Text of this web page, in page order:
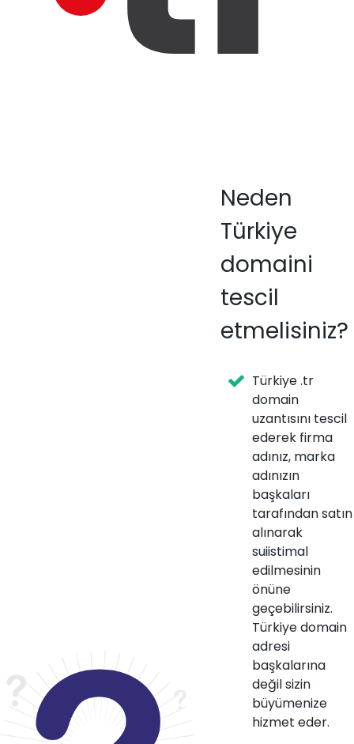
Neden
Türkiye
domaini
tescil
etmelisiniz?
Türkiye .tr
domain
uzantısını tescil
ederek firma
adınız, marka
adınızın
başkaları
tarafından satın
alınarak
suiistimal
edilmesinin
önüne
geçebilirsiniz.
Türkiye domain
adresi
başkalarına
değil sizin
büyümenize
hizmet eder.